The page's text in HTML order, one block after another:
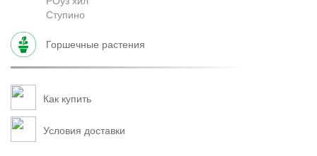
Ступино
горшечные растения
Как купить
Условия доставки